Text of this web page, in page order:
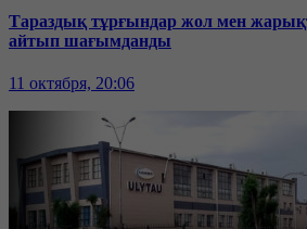
Тараздық тұрғындар жол мен
айтып шағымданды
11 октября, 20:06